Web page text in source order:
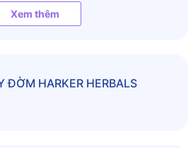
mũi họng, loại bỏ chất nhầy
thường
Xem thêm
ĐỜM HARKER HERBALS